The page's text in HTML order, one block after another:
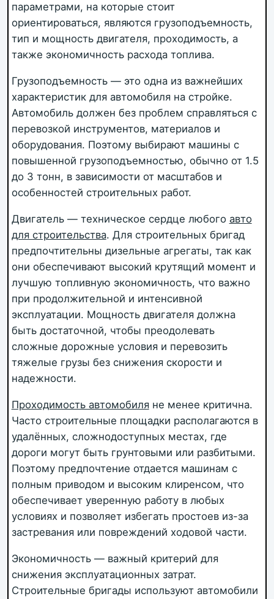
параметрами, на которые стоит
ориентироваться, являются грузоподъемность,
тип и мощность двигателя, проходимость, а
также экономичность расхода топлива.
Грузоподъемность — это одна из важнейших
характеристик для автомобиля на стройке.
Автомобиль должен без проблем справляться с
перевозкой инструментов, материалов и
оборудования. Поэтому выбирают машины с
повышенной грузоподъемностью, обычно от 1.5
до 3 тонн, в зависимости от масштабов и
особенностей строительных работ.
Двигатель — техническое сердце любого авто
для строительства. Для строительных бригад
предпочтительны дизельные агрегаты, так как
они обеспечивают высокий крутящий момент и
лучшую топливную экономичность, что важно
при продолжительной и интенсивной
эксплуатации. Мощность двигателя должна
быть достаточной, чтобы преодолевать
сложные дорожные условия и перевозить
тяжелые грузы без снижения скорости и
надежности.
Проходимость автомобиляне менее критична.
Часто строительные площадки располагаются в
удалённых, сложнодоступных местах, где
дороги могут быть грунтовыми или разбитыми.
Поэтому предпочтение отдается машинам с
полным приводом и высоким клиренсом, что
обеспечивает уверенную работу в любых
условиях и позволяет избегать простоев из-за
застревания или повреждений ходовой части.
Экономичность — важный критерий для
снижения эксплуатационных затрат.
Строительные бригады используют автомобили